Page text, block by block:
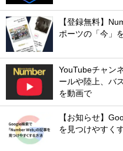
【登録無料】
ポーツの「今」
YouTubeチャン
ールや陸上、バ
を動画で
【お知らせ】
を見つけやすく